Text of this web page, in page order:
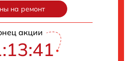
на ремонт
акции